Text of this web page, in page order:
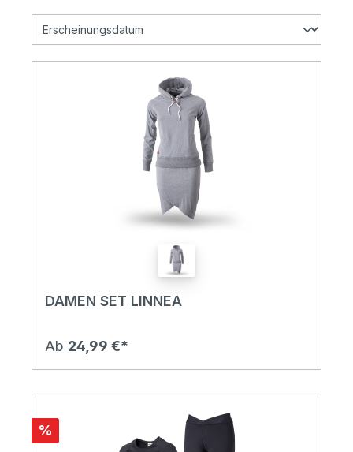
DAMEN SET LINNEA
Ab 24,99 €*
%